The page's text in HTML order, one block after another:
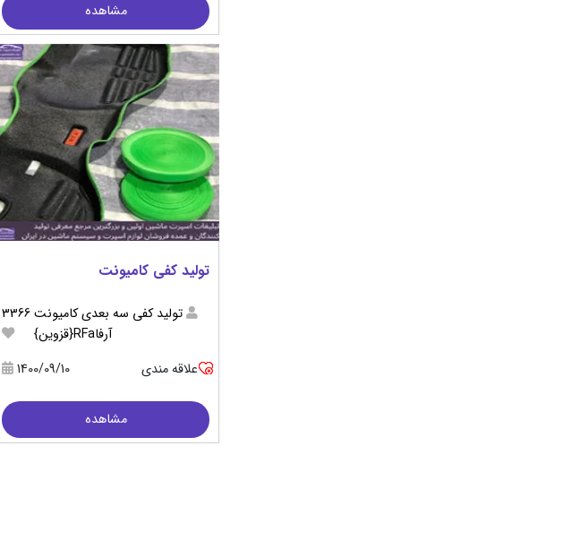
مشاهده
تولید کفی کامیونت
تولید کفی سه بعدی کامیونت
آرفاRFa{قزوین}
3366
علاقه مندی 1400/09/10
مشاهده